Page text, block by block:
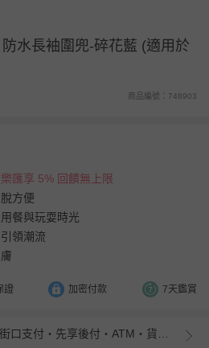
防水長袖圍兜-碎花藍 (適用於
商品編號：748903
匯享 5% 回饋無上限
方便
餐與玩耍時光
領潮流
證 加密付款 7天鑑賞